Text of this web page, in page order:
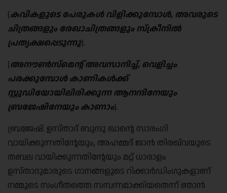
(കവികളുടെ പേരുകൾ വിളിക്കുമ്പോൾ, അവരുടെ
ചിത്രങ്ങളും രേഖാചിത്രങ്ങളും സ്ക്രീനിൽ
പ്രത്യക്ഷപ്പെടുന്നു).
(അനൗൺസ്മെന്റ് അവസാനിച്ച്, വെളിച്ചം
പരക്കുമ്പോൾ കാണികൾക്ക്
സ്റ്റുഡിയോയിലിരിക്കുന്ന ആനന്ദിനേയും
ബ്രജേഷിനേയും കാണാം).
ബ്രജേഷ്: ഉസ്താദ് ബുന്ദു ഖാന്റെ സാരംഗി
വായിക്കുന്നതിന്റേയും, അഹമ്മദ് ജാൻ തിരഖ്‌വയുടെ
തബല വായിക്കുന്നതിന്റേയും മറ്റ് ധാരാളം
ഉസ്താദുമാരുടെ ഗാനങ്ങളുടെ റിക്കാർഡിംഗുകളാണ്
നമ്മുടെ സംഗീതത്തെ സമ്പന്നമാക്കിയതെന്ന് ഞാൻ